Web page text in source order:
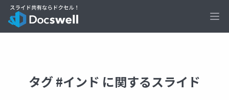
タグ #インド に関するスライド